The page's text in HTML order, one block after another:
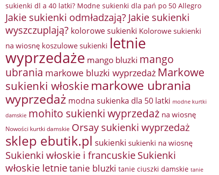
sukienki dl a 40 latki? Modne sukienki dla pań po 50 Allegro
Jakie sukienki odmładzają? Jakie sukienki
wyszczuplają? kolorowe sukienki Kolorowe sukienki
na wiosnę koszulowe sukienki letnie
wyprzedaże mango bluzki mango
ubrania markowe bluzki wyprzedaż Markowe
sukienki włoskie markowe ubrania
wyprzedaż modna sukienka dla 50 latki modne kurtki
damskie mohito sukienki wyprzedaż na wiosnę
Nowości kurtki damskie Orsay sukienki wyprzedaż
sklep ebutik.pl sukienki sukienki na wiosnę
Sukienki włoskie i francuskieSukienki
włoskie letnietanie bluzki tanie ciuszki damskie tanie